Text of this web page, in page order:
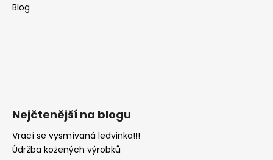
Blog
Nejčtenější na blogu
Vrací se vysmívaná ledvinka!!!
Údržba kožených výrobků